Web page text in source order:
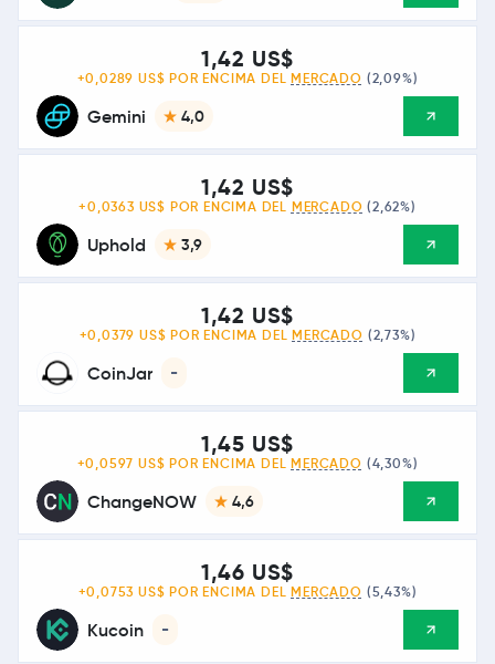
Gemini 4,0
1,42 US$
+0,0289 US$ POR ENCIMA DEL MERCADO (2,09%)
Uphold 3,9
1,42 US$
+0,0363 US$ POR ENCIMA DEL MERCADO (2,62%)
CoinJar -
1,42 US$
+0,0379 US$ POR ENCIMA DEL MERCADO (2,73%)
ChangeNOW 4,6
1,45 US$
+0,0597 US$ POR ENCIMA DEL MERCADO (4,30%)
Kucoin -
1,46 US$
+0,0753 US$ POR ENCIMA DEL MERCADO (5,43%)